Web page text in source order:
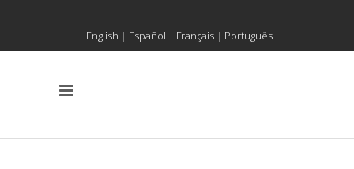
English | Español | Français| Português